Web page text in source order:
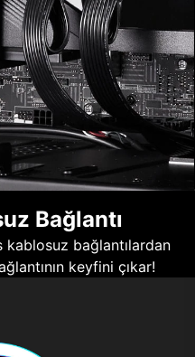
Bağlantı
bağlantılardan
keyfini çıkar!